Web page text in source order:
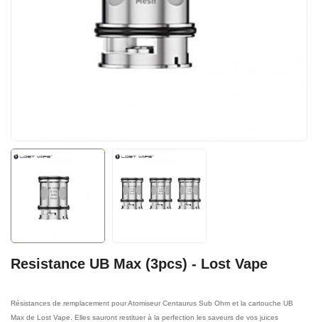
Resistance UB Max (3pcs) - Lost Vape
Résistances de remplacement pour Atomiseur Centaurus Sub Ohm et la cartouche UB
Max de Lost Vape. Elles sauront restituer à la perfection les saveurs de vos juices